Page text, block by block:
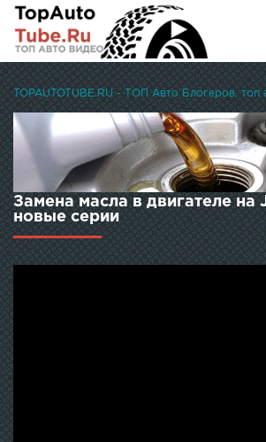
Замена масла в двигателе на
новые серии